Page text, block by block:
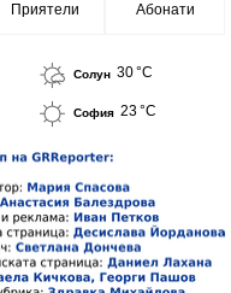
Приятели
Абонати
Солун 30 °C
София 23 °C